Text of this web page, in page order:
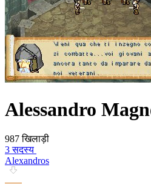
Alessandro
987 खिलाड़ी
3 सदस्य
Alexandros